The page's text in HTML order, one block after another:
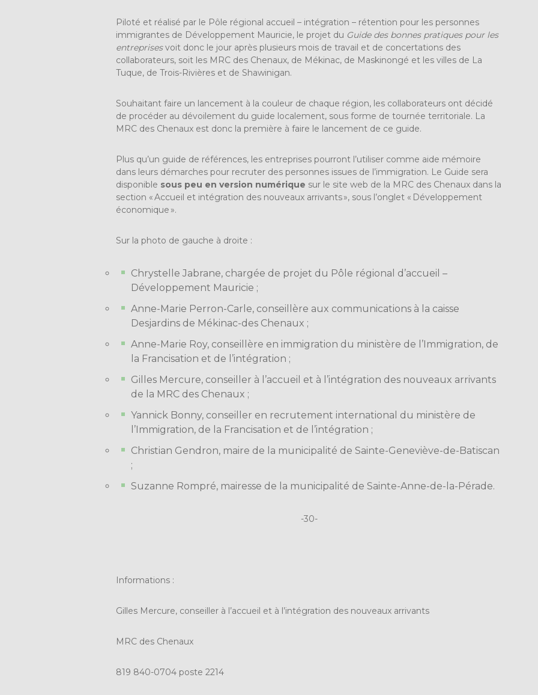
Piloté et réalisé par le Pôle régional accueil – intégration – rétention pour les personnes
immigrantes de Développement Mauricie, le projet du Guide des bonnes pratiques pour les
entreprisesvoit donc le jour après plusieurs mois de travail et de concertations des
collaborateurs, soit les MRC des Chenaux, de Mékinac, de Maskinongé et les villes de La
Tuque, de Trois-Rivières et de Shawinigan.
Souhaitant faire un lancement à la couleur de chaque région, les collaborateurs ont décidé
de procéder au dévoilement du guide localement, sous forme de tournée territoriale. La
MRC des Chenaux est donc la première à faire le lancement de ce guide.
Plus qu’un guide de références, les entreprises pourront l’utiliser comme aide mémoire
dans leurs démarches pour recruter des personnes issues de l’immigration. Le Guide sera
disponible sous peu en version numérique sur le site web de la MRC des Chenaux dans la
section « Accueil et intégration des nouveaux arrivants », sous l’onglet « Développement
économique ».
Sur la photo de gauche à droite :
Chrystelle Jabrane, chargée de projet du Pôle régional d’accueil –
Développement Mauricie ;
Anne-Marie Perron-Carle, conseillère aux communications à la caisse
Desjardins de Mékinac-des Chenaux ;
Anne-Marie Roy, conseillère en immigration du ministère de l’Immigration, de
la Francisation et de l’intégration ;
Gilles Mercure, conseiller à l’accueil et à l’intégration des nouveaux arrivants
de la MRC des Chenaux ;
Yannick Bonny, conseiller en recrutement international du ministère de
l’Immigration, de la Francisation et de l’intégration ;
Christian Gendron, maire de la municipalité de Sainte-Geneviève-de-Batiscan
;
Suzanne Rompré, mairesse de la municipalité de Sainte-Anne-de-la-Pérade.
-30-
Informations :
Gilles Mercure, conseiller à l’accueil et à l’intégration des nouveaux arrivants
MRC des Chenaux
819 840-0704 poste 2214